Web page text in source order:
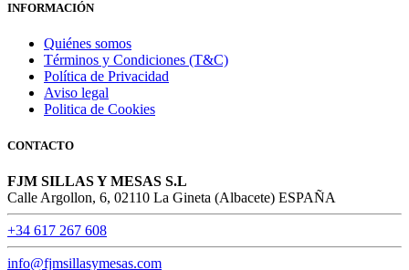
INFORMACIÓN
Quiénes somos
Términos y Condiciones (T&C)
Política de Privacidad
Aviso legal
Politica de Cookies
CONTACTO
FJM SILLAS Y MESAS S.L
Calle Argollon, 6, 02110 La Gineta (Albacete) ESPAÑA
+34 617 267 608
info@fjmsillasymesas.com